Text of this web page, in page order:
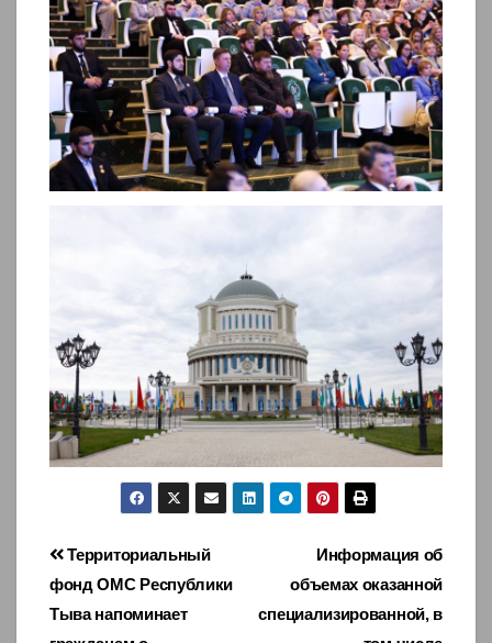
Навигация
по
Информация об
объемах оказанной
специализированной, в
Территориальный
фонд ОМС Республики
Тыва напоминает